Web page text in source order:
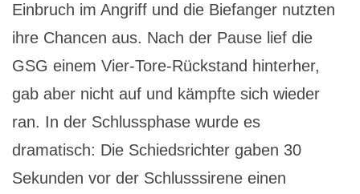
Einbruch im Angriff und die Biefanger nutzten
ihre Chancen aus. Nach der Pause lief die
GSG einem Vier-Tore-Rückstand hinterher,
gab aber nicht auf und kämpfte sich wieder
ran. In der Schlussphase wurde es
dramatisch: Die Schiedsrichter gaben 30
Sekunden vor der Schlusssirene einen